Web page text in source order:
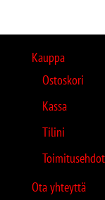
Kauppa
Ostoskori
Kassa
Tilini
Toimitusehdot
Ota yhteyttä